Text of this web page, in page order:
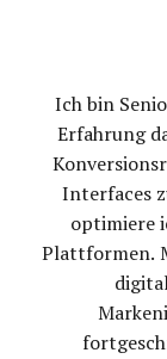
Ich bin
Erfahrung
Interfaces
optimiere
Plattformen.